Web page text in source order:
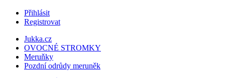
Přihlásit
Registrovat
Jukka.cz
OVOCNÉ STROMKY
Meruňky
Pozdní odrůdy meruněk